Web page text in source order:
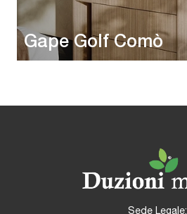
Gape Golf Comò
Sede Legale: